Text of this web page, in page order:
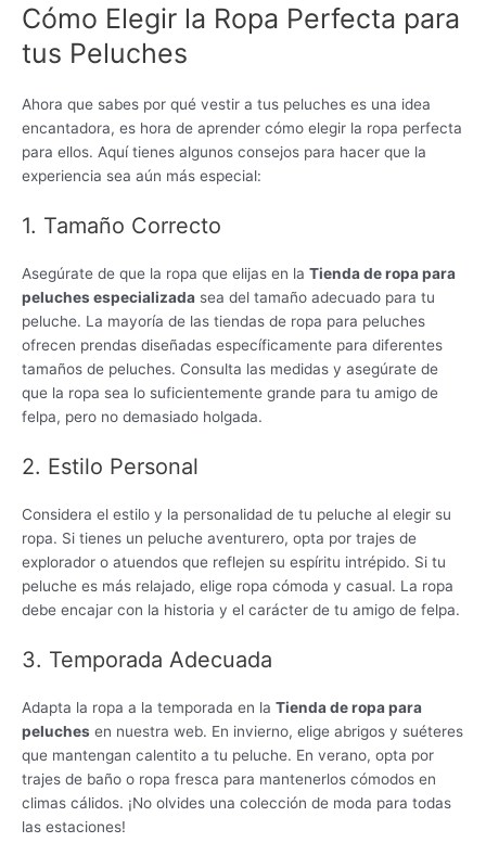
Cómo Elegir la Ropa Perfecta para
tus Peluches
Ahora que sabes por qué vestir a tus peluches es una idea
encantadora, es hora de aprender cómo elegir la ropa perfecta
para ellos. Aquí tienes algunos consejos para hacer que la
experiencia sea aún más especial:
1. Tamaño Correcto
Asegúrate de que la ropa que elijas en la Tienda de ropa para
peluches especializada sea del tamaño adecuado para tu
peluche. La mayoría de las tiendas de ropa para peluches
ofrecen prendas diseñadas específicamente para diferentes
tamaños de peluches. Consulta las medidas y asegúrate de
que la ropa sea lo suficientemente grande para tu amigo de
felpa, pero no demasiado holgada.
2. Estilo Personal
Considera el estilo y la personalidad de tu peluche al elegir su
ropa. Si tienes un peluche aventurero, opta por trajes de
explorador o atuendos que reflejen su espíritu intrépido. Si tu
peluche es más relajado, elige ropa cómoda y casual. La ropa
debe encajar con la historia y el carácter de tu amigo de felpa.
3. Temporada Adecuada
Adapta la ropa a la temporada en la Tienda de ropa para
peluches en nuestra web. En invierno, elige abrigos y suéteres
que mantengan calentito a tu peluche. En verano, opta por
trajes de baño o ropa fresca para mantenerlos cómodos en
climas cálidos. ¡No olvides una colección de moda para todas
las estaciones!